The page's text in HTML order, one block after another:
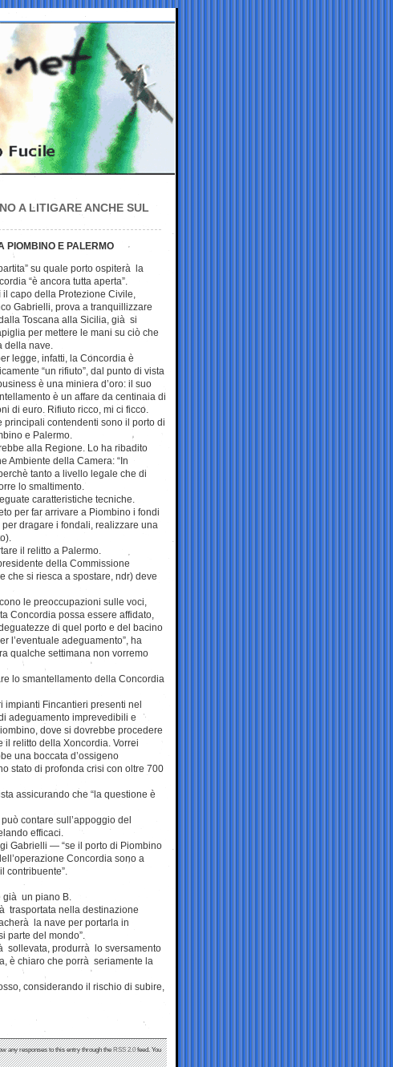
A LITIGARE ANCHE SUL
PIOMBINO E PALERMO
su quale porto ospiterà la
“è ancora tutta aperta”.
il capo della Protezione Civile,
Gabrielli, prova a tranquillizzare
Toscana alla Sicilia, già si
per mettere le mani su ciò che
della nave.
legge, infatti, la Concordia è
“un rifiuto”, dal punto di vista
è una miniera d’oro: il suo
è un affare da centinaia di
di euro. Rifiuto ricco, mi ci ficco.
principali contendenti sono il porto di
e Palermo.
alla Regione. Lo ha ribadito
Ambiente della Camera: “In
tanto a livello legale che di
lo smaltimento.
caratteristiche tecniche.
per far arrivare a Piombino i fondi
dragare i fondali, realizzare una
il relitto a Palermo.
della Commissione
che si riesca a spostare, ndr) deve
le preoccupazioni sulle voci,
Concordia possa essere affidato,
di quel porto e del bacino
l’eventuale adeguamento”, ha
qualche settimana non vorremo
lo smantellamento della Concordia
Fincantieri presenti nel
adeguamento imprevedibili e
dove si dovrebbe procedere
il relitto della Xoncordia. Vorrei
una boccata d’ossigeno
stato di profonda crisi con oltre 700
assicurando che “la questione è
contare sull’appoggio del
efficaci.
Gabrielli — “se il porto di Piombino
Concordia sono a
contribuente”.
già un piano B.
trasportata nella destinazione
la nave per portarla in
parte del mondo”.
sollevata, produrrà lo sversamento
è chiaro che porrà seriamente la
considerando il rischio di subire,
any responses to this entry through theRSS 2.0feed. You